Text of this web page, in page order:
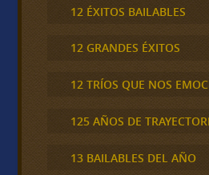
12 ÉXITOS BAILABLES
12 GRANDES ÉXITOS
12 TRÍOS QUE NOS
125 AÑOS DE
13 BAILABLES DEL AÑO